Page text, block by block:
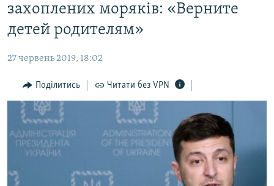
матеріалу
до
основної
навігації
Перейти
до
пошуку
ВІДЕО ТА ФОТО
БЛОГИ
ПОГЛЯД
ІНТЕРВ'Ю
ВСЕ ЗА ДЕНЬ
СПЕЦПРОЕКТИ
ЯК ОБІЙТИ БЛОКУВАННЯ
захоплених моряків: «Верните
детей родителям»
27 червень 2019, 18:02
Поділитись Читати без VPN